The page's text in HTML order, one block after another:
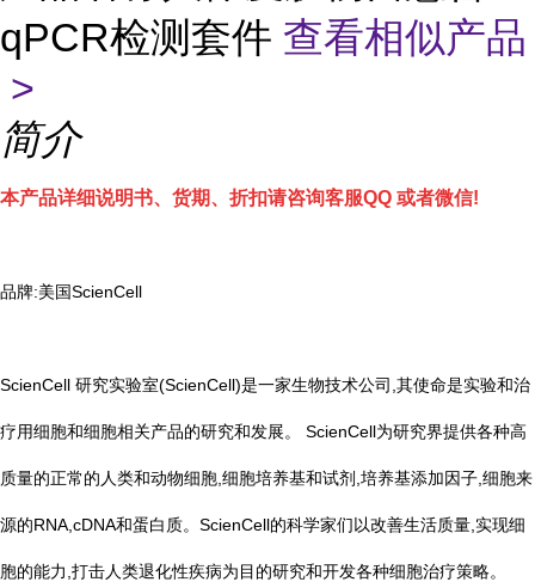
qPCR检测套件 查看相似产品
>
简介
本产品详细说明书、货期、折扣请咨询客服QQ 或者微信!
品牌:美国ScienCell
ScienCell 研究实验室(ScienCell)是一家生物技术公司,其使命是实验和治
疗用细胞和细胞相关产品的研究和发展。 ScienCell为研究界提供各种高
质量的正常的人类和动物细胞,细胞培养基和试剂,培养基添加因子,细胞来
源的RNA,cDNA和蛋白质。ScienCell的科学家们以改善生活质量,实现细
胞的能力,打击人类退化性疾病为目的研究和开发各种细胞治疗策略。